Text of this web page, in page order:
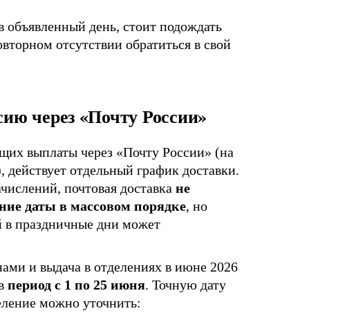
объявленный день, стоит подождать
отсутствии обратиться в свой
через «Почту России»
выплаты через «Почту России» (на
отдельный график доставки.
почтовая доставка не
даты в массовом порядке, но
в праздничные дни может
и выдача в отделениях в июне 2026
период с 1 по 25 июня. Точную дату
можно уточнить: